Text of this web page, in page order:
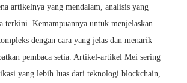
artikelnya yang mendalam, analisis yang
terkini. Kemampuannya untuk menjelaskan
dengan cara yang jelas dan menarik
pembaca setia. Artikel-artikel Mei sering
yang lebih luas dari teknologi blockchain,